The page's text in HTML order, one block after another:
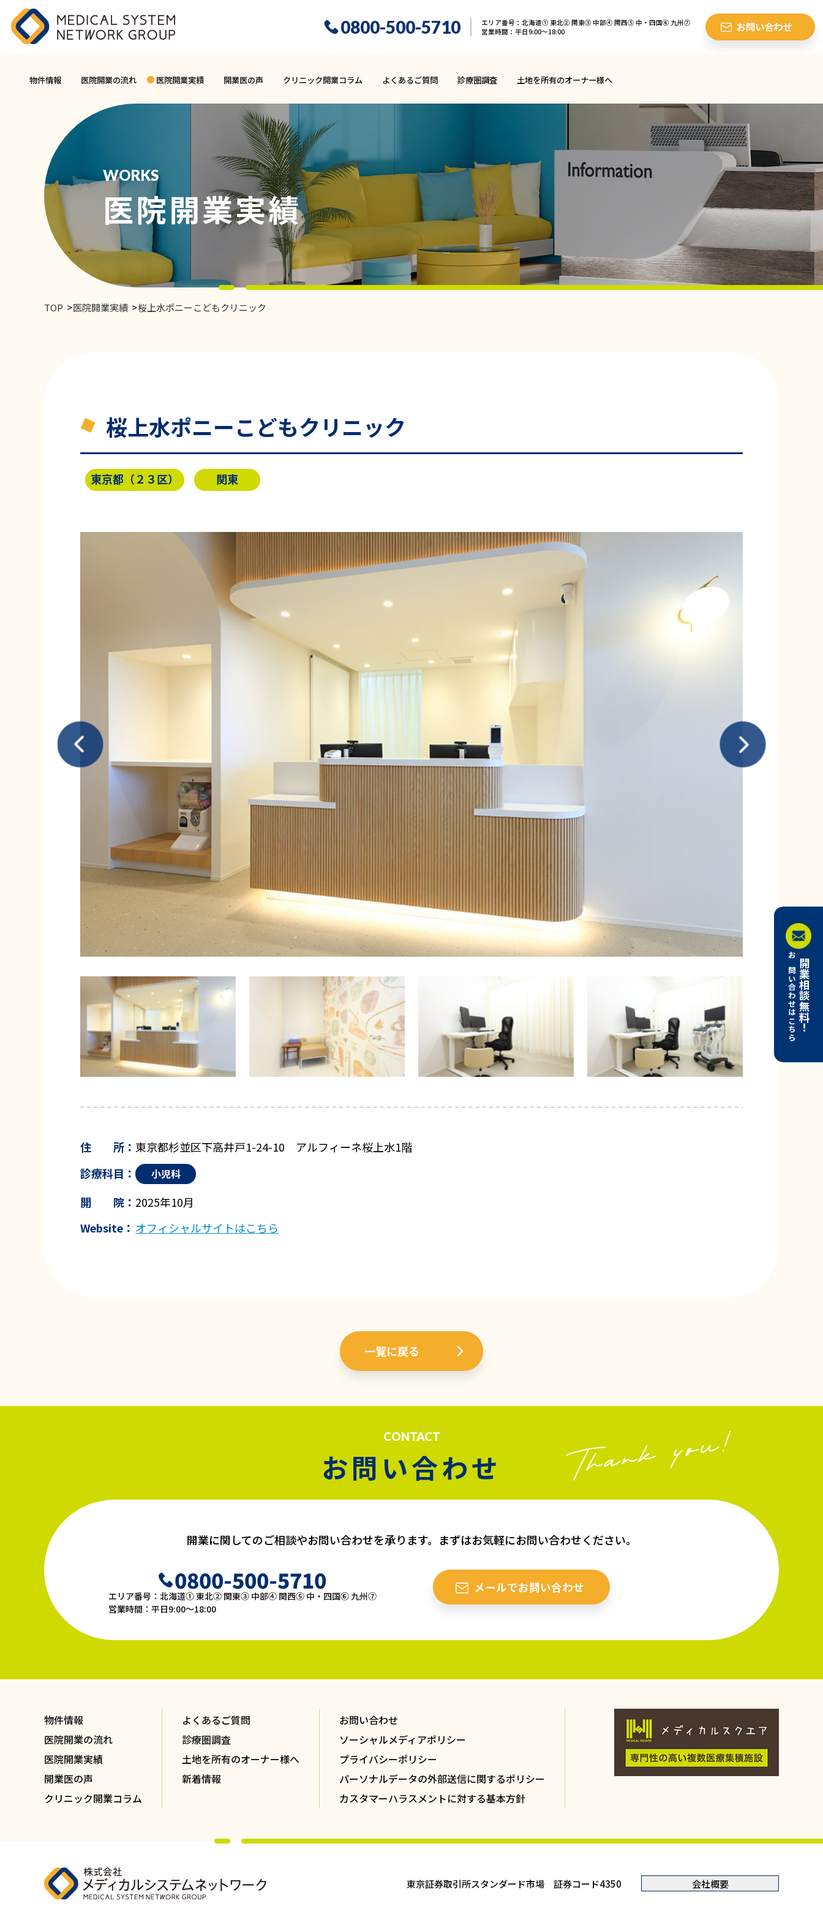
0800-500-5710
エリア番号：北海道① 東北② 関東③ 中部④ 関西⑤ 中・四国⑥ 九州⑦
営業時間：平日9:00〜18:00
お問い合わせ
物件情報 医院開業の流れ 医院開業実績 開業医の声 クリニック開業コラム よくあるご質問 診療圏調査 土地を所有のオーナー様へ
WORKS
医院開業実績
TOP 医院開業実績 桜上水ポニーこどもクリニック
桜上水ポニーこどもクリニック
東京都（２３区） 関東
住 所： 東京都杉並区下高井戸1-24-10 アルフィーネ桜上水1階
診療科目：
小児科
開 院： 2025年10月
Website： オフィシャルサイトはこちら
一覧に戻る
CONTACT
お問い合わせ
開業に関してのご相談やお問い合わせを承ります。まずはお気軽にお問い合わせください。
0800-500-5710
エリア番号：北海道① 東北② 関東③ 中部④ 関西⑤ 中・四国⑥ 九州⑦
営業時間：平日9:00〜18:00
メールでお問い合わせ
物件情報
医院開業の流れ
医院開業実績
開業医の声
クリニック開業コラム
よくあるご質問
診療圏調査
土地を所有のオーナー様へ
新着情報
お問い合わせ
ソーシャルメディアポリシー
プライバシーポリシー
パーソナルデータの外部送信に関するポリシー
カスタマーハラスメントに対する基本方針
東京証券取引所スタンダード市場 証券コード4350 会社概要
開業相談無料！
お問い合わせはこちら